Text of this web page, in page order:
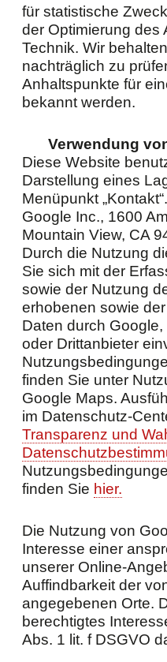
für statistische
der Optimierung des
Technik. Wir
nachträglich zu
Anhaltspunkte für
bekannt werden.
Verwendung
Diese Website
Darstellung eines
Menüpunkt
Google Inc., 1600
Mountain View, CA
Durch die Nutzung
Sie sich mit der
sowie der Nutzung
erhobenen sowie
Daten durch
oder Drittanbieter
finden Sie unter
Google Maps.
im Datenschutz-
Transparenz und
finden Sie hier.
Die Nutzung von
Interesse einer
unserer Online-
Auffindbarkeit der
angegebenen Orte.
berechtigtes
Abs. 1 lit. f DSGVO